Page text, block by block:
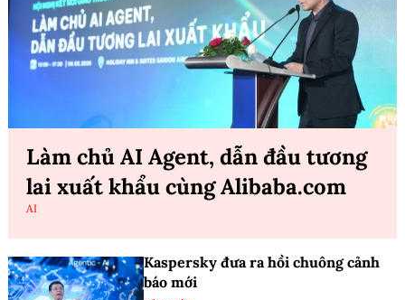
Làm chủ AI Agent, dẫn đầu tương
lai xuất khẩu cùng Alibaba.com
AI
Kaspersky đưa ra hồi chuông cảnh
báo mới